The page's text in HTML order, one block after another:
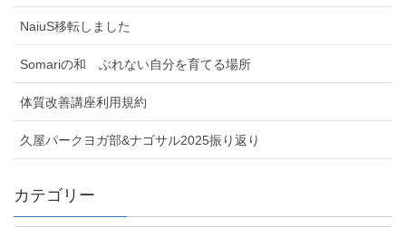
NaiuS移転しました
Somariの和 ぶれない自分を育てる場所
体質改善講座利用規約
久屋パークヨガ部&ナゴサル2025振り返り
カテゴリー